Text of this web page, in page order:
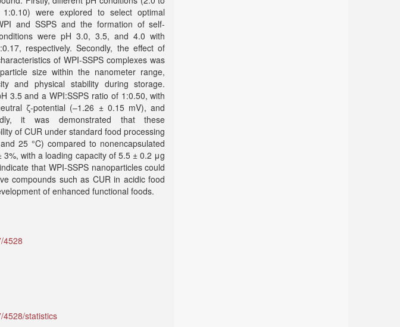
were explored to select optimal
and SSPS and the formation of self-
were pH 3.0, 3.5, and 4.0 with
respectively. Secondly, the effect of
of WPI-SSPS complexes was
size within the nanometer range,
and physical stability during storage.
3.5 and a WPI:SSPS ratio of 1:0.50, with
ζ-potential (–1.26 ± 0.15 mV), and
it was demonstrated that these
of CUR under standard food processing
25 °C) compared to nonencapsulated
with a loading capacity of 5.5 ± 0.2 μg
that WPI-SSPS nanoparticles could
compounds such as CUR in acidic food
of enhanced functional foods.
4528
4528/statistics